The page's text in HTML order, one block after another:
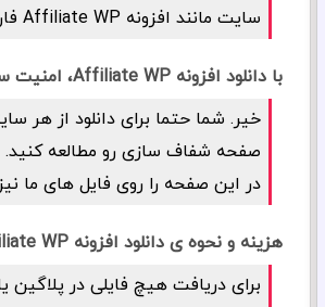
سایت مانند افزونه Affiliate WP فارسی سازی شده است.
با دانلود افزونه Affiliate WP، امنیت سایت شما به خطر می افتد؟
خیر. شما حتما برای دانلود از هر
در این صفحه را روی فایل های ما
هزینه و نحوه ی دانلود افزونه Affiliate WP به چه صورت است؟
برای دریافت هیچ فایلی در